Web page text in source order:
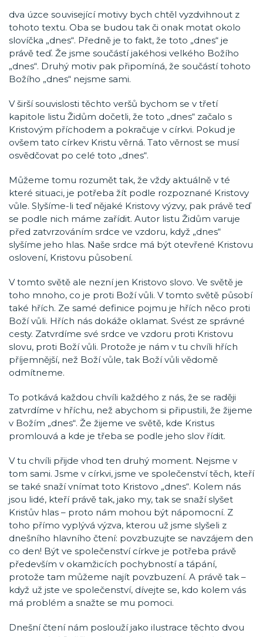
dva úzce související motivy bych chtěl vyzdvihnout z
tohoto textu. Oba se budou tak či onak motat okolo
slovíčka „dnes“. Předně je to fakt, že toto „dnes“ je
právě teď. Že jsme součástí jakéhosi velkého Božího
„dnes“. Druhý motiv pak připomíná, že součástí tohoto
Božího „dnes“ nejsme sami.
V širší souvislosti těchto veršů bychom se v třetí
kapitole listu Židům dočetli, že toto „dnes“ začalo s
Kristovým příchodem a pokračuje v církvi. Pokud je
ovšem tato církev Kristu věrná. Tato věrnost se musí
osvědčovat po celé toto „dnes“.
Můžeme tomu rozumět tak, že vždy aktuálně v té
které situaci, je potřeba žít podle rozpoznané Kristovy
vůle. Slyšíme-li teď nějaké Kristovy výzvy, pak právě teď
se podle nich máme zařídit. Autor listu Židům varuje
před zatvrzováním srdce ve vzdoru, když „dnes“
slyšíme jeho hlas. Naše srdce má být otevřené Kristovu
oslovení, Kristovu působení.
V tomto světě ale nezní jen Kristovo slovo. Ve světě je
toho mnoho, co je proti Boží vůli. V tomto světě působí
také hřích. Ze samé definice pojmu je hřích něco proti
Boží vůli. Hřích nás dokáže oklamat. Svést ze správné
cesty. Zatvrdíme své srdce ve vzdoru proti Kristovu
slovu, proti Boží vůli. Protože je nám v tu chvíli hřích
příjemnější, než Boží vůle, tak Boží vůli vědomě
odmítneme.
To potkává každou chvíli každého z nás, že se raději
zatvrdíme v hříchu, než abychom si připustili, že žijeme
v Božím „dnes“. Že žijeme ve světě, kde Kristus
promlouvá a kde je třeba se podle jeho slov řídit.
V tu chvíli přijde vhod ten druhý moment. Nejsme v
tom sami. Jsme v církvi, jsme ve společenství těch, kteří
se také snaží vnímat toto Kristovo „dnes“. Kolem nás
jsou lidé, kteří právě tak, jako my, tak se snaží slyšet
Kristův hlas – proto nám mohou být nápomocní. Z
toho přímo vyplývá výzva, kterou už jsme slyšeli z
dnešního hlavního čtení: povzbuzujte se navzájem den
co den! Být ve společenství církve je potřeba právě
především v okamžicích pochybností a tápání,
protože tam můžeme najít povzbuzení. A právě tak –
když už jste ve společenství, dívejte se, kdo kolem vás
má problém a snažte se mu pomoci.
Dnešní čtení nám poslouží jako ilustrace těchto dvou